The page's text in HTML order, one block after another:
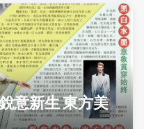
意新生 東方美